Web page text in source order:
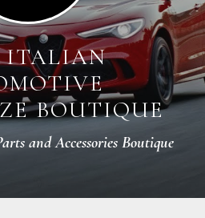
ITALIAN
BOUTIQUE
and Accessories Boutique